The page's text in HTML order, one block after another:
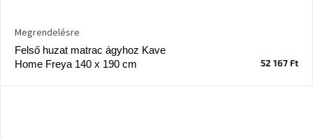
Felső huzat matrac ágyhoz Kave
Home Freya 140 x 190 cm
Megrendelésre
52 167 Ft